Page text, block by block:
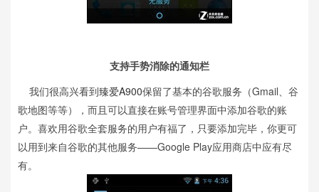
支持手势消除的通知栏
我们很高兴看到臻爱A900保留了基本的谷歌服务（Gmail、谷
歌地图等等），而且可以直接在账号管理界面中添加谷歌的账
户。喜欢用谷歌全套服务的用户有福了，只要添加完毕，你更可
以用到来自谷歌的其他服务——Google Play应用商店中应有尽
有。